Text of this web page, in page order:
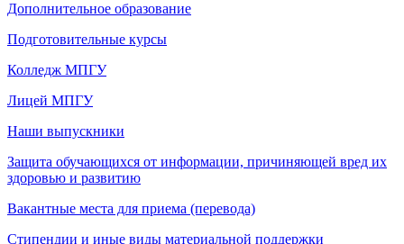
Дополнительное образование
Подготовительные курсы
Колледж МПГУ
Лицей МПГУ
Наши выпускники
Защита обучающихся от информации, причиняющей вред их
здоровью и развитию
Вакантные места для приема (перевода)
Стипендии и иные виды материальной поддержки